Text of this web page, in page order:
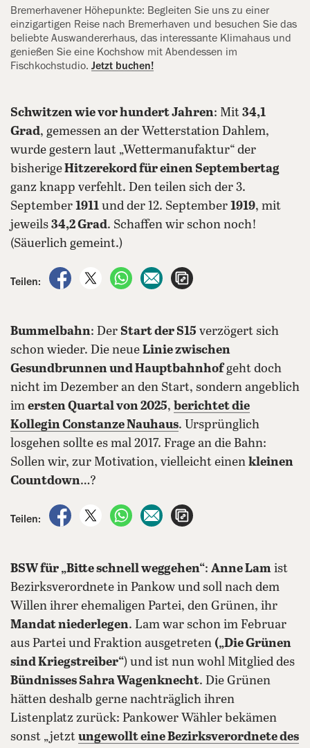
Bremerhavener Höhepunkte: Begleiten Sie uns zu einer
einzigartigen Reise nach Bremerhaven und besuchen Sie das
beliebte Auswandererhaus, das interessante Klimahaus und
genießen Sie eine Kochshow mit Abendessen im
Fischkochstudio. Jetzt buchen!
Schwitzen wie vor hundert Jahren: Mit 34,1
Grad, gemessen an der Wetterstation Dahlem,
wurde gestern laut „Wettermanufaktur“ der
bisherigeHitzerekord für einen Septembertag
ganz knapp verfehlt. Den teilen sich der 3.
September 1911 und der 12. September 1919, mit
jeweils 34,2 Grad. Schaffen wir schon noch!
(Säuerlich gemeint.)
Teilen:
auf Facebook teilen
auf X teilenper WhatsApp teilen
per E-Mail teilen
Bummelbahn: Der Start der S15 verzögert sich
schon wieder. Die neue Linie zwischen
Gesundbrunnen und Hauptbahnhofgeht doch
nicht im Dezember an den Start, sondern angeblich
im ersten Quartal von 2025, berichtet die
Kollegin Constanze Nauhaus. Ursprünglich
losgehen sollte es mal 2017. Frage an die Bahn:
Sollen wir, zur Motivation, vielleicht einen kleinen
Countdown…?
Teilen:
auf Facebook teilen
auf X teilenper WhatsApp teilen
per E-Mail teilen
BSW für „Bitte schnell weggehen“: Anne Lam ist
Bezirksverordnete in Pankow und soll nach dem
Willen ihrer ehemaligen Partei, den Grünen, ihr
Mandat niederlegen. Lam war schon im Februar
aus Partei und Fraktion ausgetreten („Die Grünen
sind Kriegstreiber“) und ist nun wohl Mitglied des
Bündnisses Sahra Wagenknecht. Die Grünen
hätten deshalb gerne nachträglich ihren
Listenplatz zurück: Pankower Wähler bekämen
sonst „jetzt ungewollt eine Bezirksverordnete des